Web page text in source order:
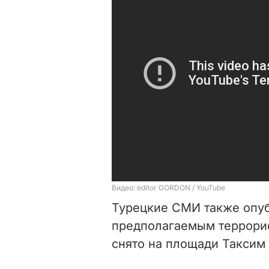
Турецкие СМИ также
предполагаемым
снято на площади